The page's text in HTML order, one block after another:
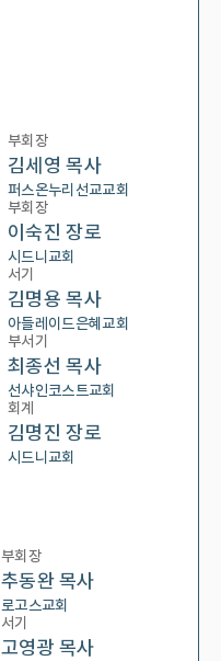
부회장
김세영 목사
퍼스온누리선교교회
부회장
이숙진 장로
시드니교회
서기
김명용 목사
아들레이드은혜교회
부서기
최종선 목사
선샤인코스트교회
회계
김명진 장로
시드니교회
부회장
추동완 목사
로고스교회
서기
고영광 목사